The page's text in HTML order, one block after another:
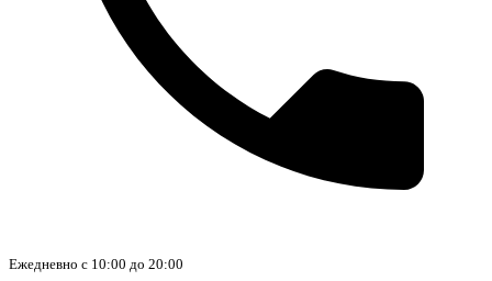
Ежедневно с 10:00 до 20:00